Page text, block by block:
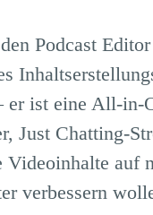
Podcast
er ist eine All-in-
Just Chatting-
auf
verbessern